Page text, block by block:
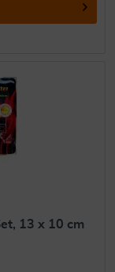
13 x 10 cm